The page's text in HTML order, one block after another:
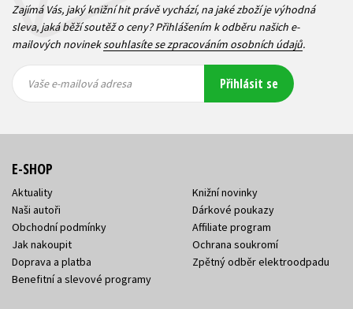
Zajímá Vás, jaký knižní hit právě vychází, na jaké zboží je výhodná
sleva, jaká běží soutěž o ceny? Přihlášením k odběru našich e-
mailových novineksouhlasíte se zpracováním osobních údajů.
mailová
mailová
Vaše e-mailová adresa Přihlásit se
E-SHOP
Aktuality
Naši autoři
Obchodní podmínky
Jak nakoupit
Doprava a platba
Benefitní a slevové programy
Knižní novinky
Dárkové poukazy
Affiliate program
Ochrana soukromí
Zpětný odběr elektroodpadu